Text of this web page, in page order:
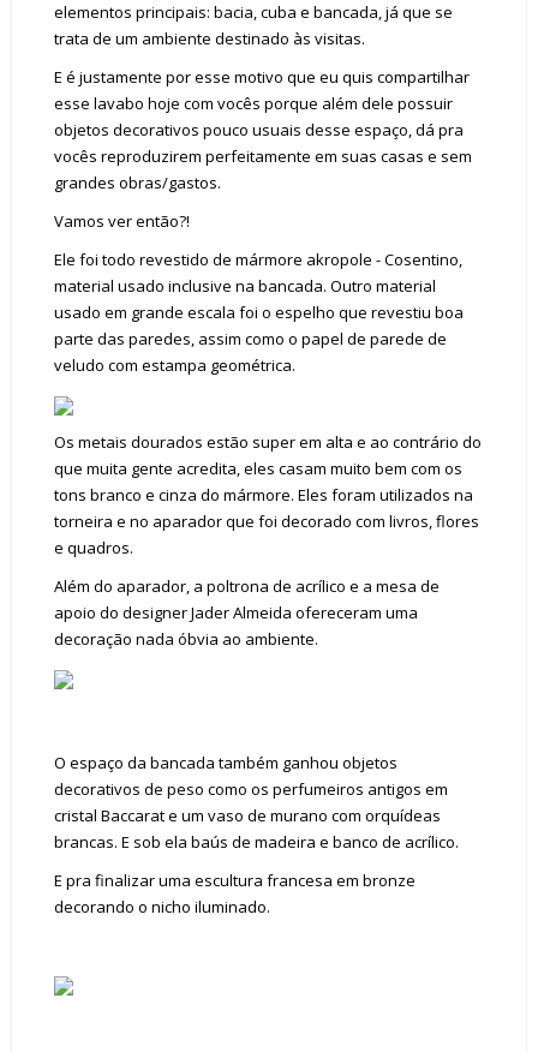
elementos principais: bacia, cuba e bancada, já que se
trata de um ambiente destinado às visitas.
E é justamente por esse motivo que eu quis compartilhar
esse lavabo hoje com vocês porque além dele possuir
objetos decorativos pouco usuais desse espaço, dá pra
vocês reproduzirem perfeitamente em suas casas e sem
grandes obras/gastos.
Vamos ver então?!
Ele foi todo revestido de mármore akropole - Cosentino,
material usado inclusive na bancada. Outro material
usado em grande escala foi o espelho que revestiu boa
parte das paredes, assim como o papel de parede de
veludo com estampa geométrica.
Os metais dourados estão super em alta e ao contrário do
que muita gente acredita, eles casam muito bem com os
tons branco e cinza do mármore. Eles foram utilizados na
torneira e no aparador que foi decorado com livros, flores
e quadros.
Além do aparador, a poltrona de acrílico e a mesa de
apoio do designer Jader Almeida ofereceram uma
decoração nada óbvia ao ambiente.
O espaço da bancada também ganhou objetos
decorativos de peso como os perfumeiros antigos em
cristal Baccarat e um vaso de murano com orquídeas
brancas. E sob ela baús de madeira e banco de acrílico.
E pra finalizar uma escultura francesa em bronze
decorando o nicho iluminado.